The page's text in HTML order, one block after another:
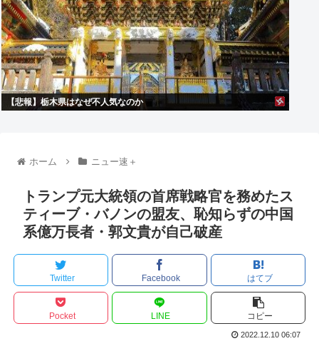
【悲報】栃木県はなぜ不人気なのか
ホーム ニュー速＋
トランプ元大統領の首席戦略官を務めたス
ティーブ・バノンの盟友、恥知らずの中国
系億万長者・郭文貴が自己破産
Twitter Facebook はてブ
Pocket LINE コピー
2022.12.10 06:07